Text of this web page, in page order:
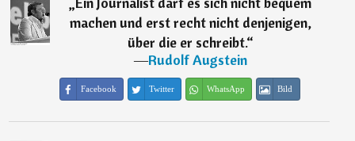
machen und erst recht nicht denjenigen,
über die er schreibt.“
―Rudolf Augstein
Facebook Twitter WhatsApp Bild